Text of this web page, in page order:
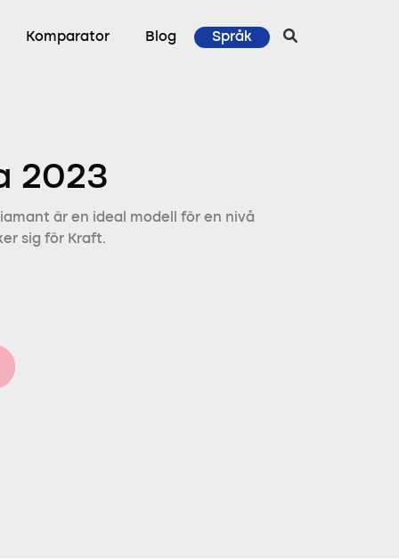
Komparator Blog Språk
2023
är en ideal modell för en nivå
sig för Kraft.